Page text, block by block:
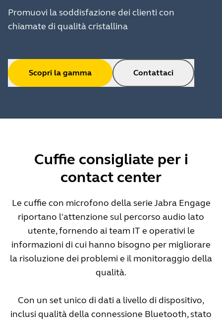
Promuovi la soddisfazione dei clienti con
chiamate di qualità cristallina
Scopri la gamma Contattaci
Cuffie consigliate per i
contact center
Le cuffie con microfono della serie Jabra Engage
riportano l'attenzione sul percorso audio lato
utente, fornendo ai team IT e operativi le
informazioni di cui hanno bisogno per migliorare
la risoluzione dei problemi e il monitoraggio della
qualità.
Con un set unico di dati a livello di dispositivo,
inclusi qualità della connessione Bluetooth, stato